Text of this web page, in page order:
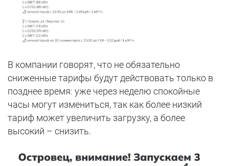
В компании говорят, что не обязательно
сниженные тарифы будут действовать только в
позднее время: уже через неделю спокойные
часы могут измениться, так как более низкий
тариф может увеличить загрузку, а более
высокий – снизить.